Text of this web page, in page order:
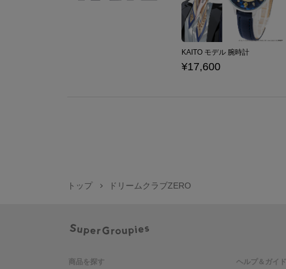
KAITO モデル 腕時計
¥17,600
トップ ドリームクラブZERO
商品を探す ヘルプ＆ガイド